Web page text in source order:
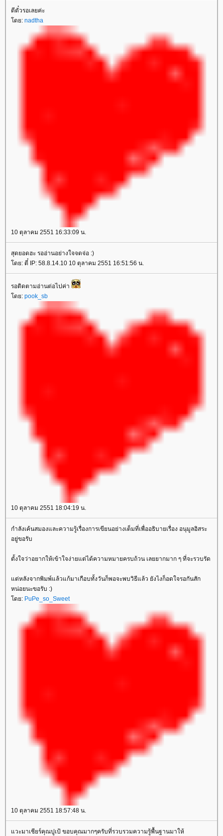
ตีตั๋วรอเลยค่ะ
ดย: nadtha
10 ตุลาคม 2551 16:33:09 น.
สุดยอดฮะ รออ่านอย่างใจจดจ่อ :)
ดย: ตี๋ IP: 58.8.14.10 10 ตุลาคม 2551 16:51:56 น.
รอติดตามอ่านต่อไปค่า
ดย: pook_sb
10 ตุลาคม 2551 18:04:19 น.
กำลังเค้นสมองและความรู้เรื่องการเขียนอย่างเต็มที่เพื่ออธิบายเรื่อง อนุมูลอิสระ
อยู่ขอรับ
ตั้งใจว่าอยากให้เข้าใจง่ายแต่ได้ความหมายครบถ้วน เลยยากมาก ๆ ที่จะรวบรัด
ต่หลังจากพิมพ์แล้วแก้มาเกือบทั้งวันก็พอจะพบวิธีแล้ว ยังไงก็อดใจรอกันสัก
หน่อยนะขอรับ :)
ดย: PuPe_so_Sweet
10 ตุลาคม 2551 18:57:48 น.
วะมาเชียร์คุณปูเป้ ขอบคุณมากๆครับที่รวบรวมความรู้พื้นฐานมาให้